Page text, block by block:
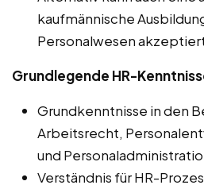
kaufmännische
Personalwesen
Grundlegende HR-
Grundkenntnisse in den
Arbeitsrecht,
und
Verständnis für HR-